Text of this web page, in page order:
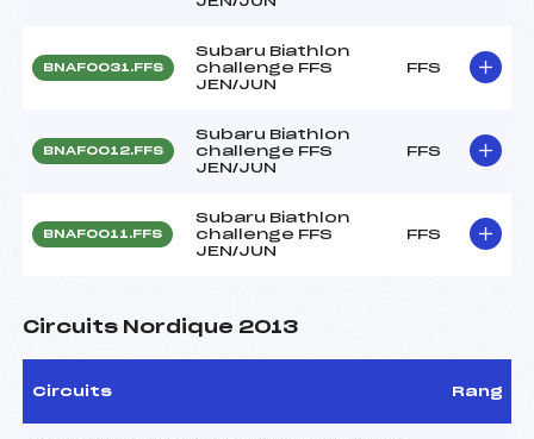
BNAF0031.FFS
Subaru Biathlon
challenge FFS
JEN/JUN
FFS
BNAF0012.FFS
Subaru Biathlon
challenge FFS
JEN/JUN
FFS
BNAF0011.FFS
Subaru Biathlon
challenge FFS
JEN/JUN
FFS
Circuits Nordique 2013
Circuits Rang